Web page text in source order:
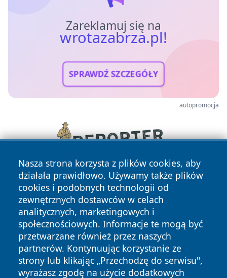
Zareklamuj się na
wrotazabrza.pl!
SPRAWDŹ SZCZEGÓŁY
autopromocja
Nasza strona korzysta z plików cookies, aby
działała prawidłowo. Używamy także plików
cookies i podobnych technologii od
zewnętrznych dostawców w celach
analitycznych, marketingowych i
społecznościowych. Informacje te mogą być
przetwarzane również przez naszych
partnerów. Kontynuując korzystanie ze
strony lub klikając „Przechodzę do serwisu",
wyrażasz zgodę na użycie dodatkowych
Copyright © 2026 wrotazabrza.pl Wszystkie prawa
zastrzeżone.